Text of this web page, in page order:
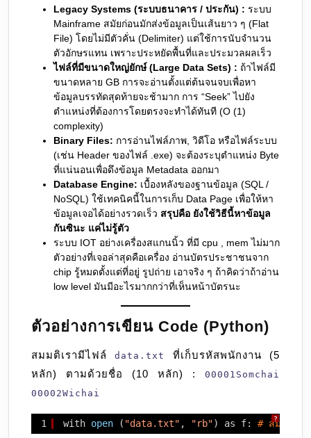
Legacy Systems (ระบบธนาคาร / ประกัน) : ระบบ
Mainframe สมัยก่อนมักส่งข้อมูลเป็นเส้นยาว ๆ (Flat
File) โดยไม่มีตัวคั่น (Delimiter) แต่ใช้การนับจำนวน
ตัวอักษรแทน เพราะประหยัดพื้นที่และประมวลผลเร็ว
ไฟล์ที่มีขนาดใหญ่ยักษ์ (Large Data Sets) : ถ้าไฟล์มี
ขนาดหลาย GB การจะอ่านตั้งแต่ต้นจนจบเพื่อหา
ข้อมูลบรรทัดสุดท้ายจะช้ามาก การ “Seek” ไปยัง
ตำแหน่งที่ต้องการโดยตรงจะทำได้ทันที (O (1)
complexity)
Binary Files: การอ่านไฟล์ภาพ, วิดีโอ หรือไฟล์ระบบ
(เช่น Header ของไฟล์ .exe) จะต้องระบุตำแหน่ง Byte
ที่แน่นอนเพื่อดึงข้อมูล Metadata ออกมา
Database Engine: เบื้องหลังของฐานข้อมูล (SQL /
NoSQL) ใช้เทคนิคนี้ในการเก็บ Data Page เพื่อให้หา
ข้อมูลเจอได้อย่างรวดเร็ว สรุปคือ ยังใช้วิธีนี้หาข้อมูล
กันซินะ แค่ไม่รู้ตัว
ระบบ IOT อย่างเครื่องสแกนนิ้ว ที่มี cpu , mem ไม่มาก
ตัวอย่างที่เจอล่าสุดคือเครื่อง อ่านบัตรประชาชนจาก
chip รู้หมดตั้งแต่ที่อยู่ รูปถ่าย เอาจริง ๆ ถ้าคิดว่าถ้าอ่าน
low level มันมีอะไรมากกว่าที่เห็นหน้าบัตรนะ
ตัวอย่างการเขียน Code (Python)
สมมติเรามีไฟล์data.txt
ที่เก็บรหัสพนักงาน (5
หลัก) ตามด้วยชื่อ (10 หลัก) : 00001Somchai
00002Wichai
?
1 with open ( "data.txt" , "rb") as f: # สมมติอ